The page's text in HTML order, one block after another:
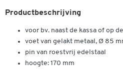
Productbeschrijving
voor bv. naast de kassa of op
voet van gelakt metaal, Ø 85
pin van roestvrij edelstaal
hoogte: 170 mm